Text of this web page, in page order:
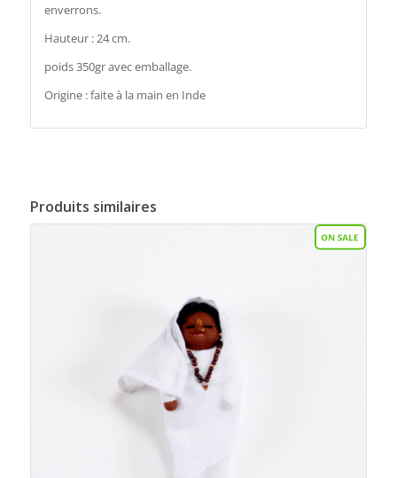
enverrons.
Hauteur : 24 cm.
poids 350gr avec emballage.
Origine : faite à la main en Inde
Produits similaires